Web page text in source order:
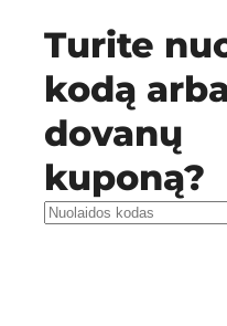
Turite
kodą
dovanų
kuponą?